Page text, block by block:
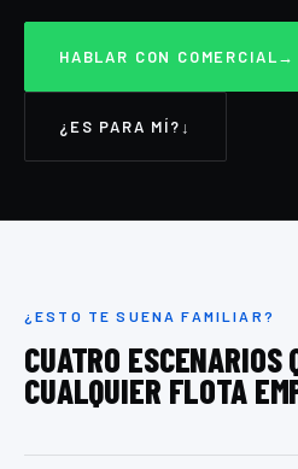
HABLAR CON COMERCIAL→
¿ES PARA MÍ? ↓
¿ESTO TE SUENA FAMILIAR?
CUATRO ESCENARIOS
CUALQUIER FLOTA